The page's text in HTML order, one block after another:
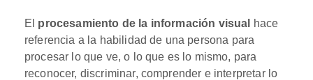
El procesamiento de la información visual
hace
referencia a la habilidad de una persona para
procesar lo que ve, o lo que es lo mismo, para
reconocer, discriminar, comprender e interpretar lo